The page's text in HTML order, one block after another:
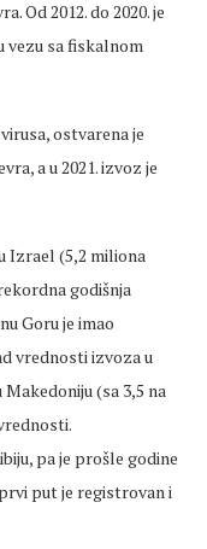
Od 2012. do 2020. je
vezu sa fiskalnom
ostvarena je
a u 2021. izvoz je
Izrael (5,2 miliona
godišnja
Goru je imao
vrednosti izvoza u
(sa 3,5 na
pa je prošle godine
put je registrovan i